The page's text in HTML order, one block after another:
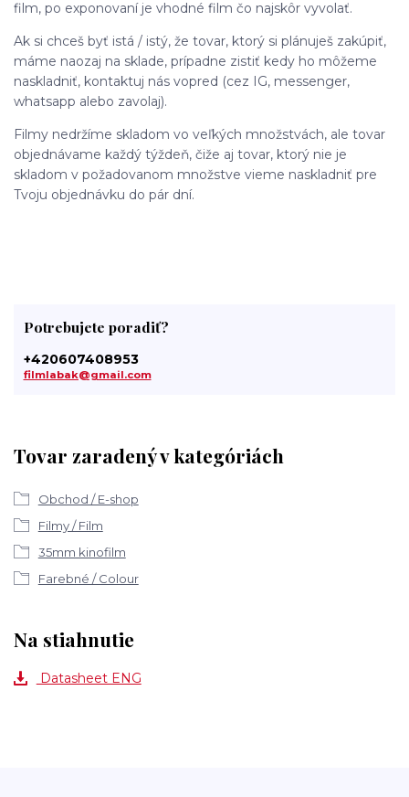
film, po exponovaní je vhodné film čo najskôr vyvolať.
Ak si chceš byť istá / istý, že tovar, ktorý si plánuješ zakúpiť,
máme naozaj na sklade, prípadne zistiť kedy ho môžeme
naskladniť, kontaktuj nás vopred (cez IG, messenger,
whatsapp alebo zavolaj).
Filmy nedržíme skladom vo veľkých množstvách, ale tovar
objednávame každý týždeň, čiže aj tovar, ktorý nie je
skladom v požadovanom množstve vieme naskladniť pre
Tvoju objednávku do pár dní.
Tovar zaradený v kategóriách
Obchod / E-shop
Filmy / Film
35mm kinofilm
Farebné / Colour
Potrebujete poradiť?
+420607408953
filmlabak@gmail.com
Na stiahnutie
Datasheet ENG